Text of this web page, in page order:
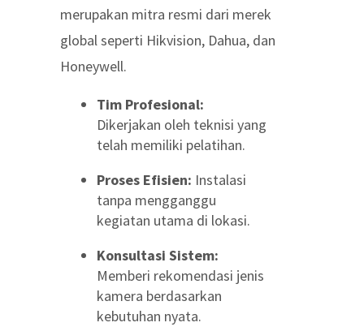
merupakan mitra resmi dari merek
global seperti Hikvision, Dahua, dan
Honeywell.
Tim Profesional:
Dikerjakan oleh teknisi yang
telah memiliki pelatihan.
Proses Efisien: Instalasi
tanpa mengganggu
kegiatan utama di lokasi.
Konsultasi Sistem:
Memberi rekomendasi jenis
kamera berdasarkan
kebutuhan nyata.